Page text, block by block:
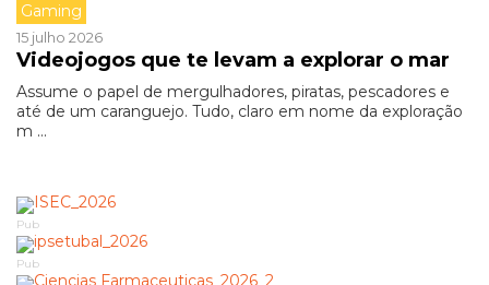
Gaming
15 julho 2026
Videojogos que te levam a explorar o mar
Assume o papel de mergulhadores, piratas, pescadores e
até de um caranguejo. Tudo, claro em nome da exploração
m ...
Pub
Pub